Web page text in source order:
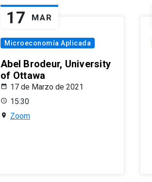
17 MAR
Microeconomía Aplicada
Abel Brodeur, University
of Ottawa
17 de Marzo de 2021
15:30
Zoom